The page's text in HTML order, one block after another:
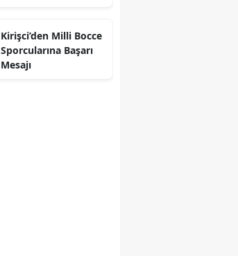
Kirişci’den Milli Bocce
Sporcularına Başarı
Mesajı